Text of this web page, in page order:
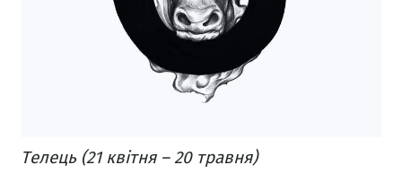
Телець (21 квітня – 20 травня)